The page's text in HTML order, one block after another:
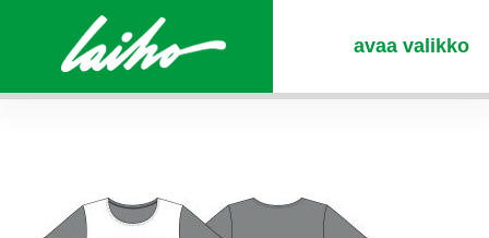
avaa valikko